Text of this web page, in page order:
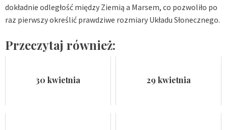
dokładnie odległość między Ziemią a Marsem, co pozwoliło po
raz pierwszy określić prawdziwe rozmiary Układu Słonecznego.
Przeczytaj również:
30 kwietnia 29 kwietnia